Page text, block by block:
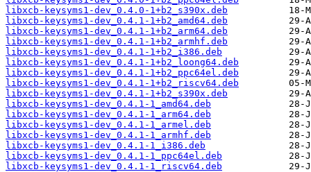
libxcb-keysyms1-dev_0.4.0-1+b2_s390x.deb
libxcb-keysyms1-dev_0.4.1-1+b2_amd64.deb
libxcb-keysyms1-dev_0.4.1-1+b2_arm64.deb
libxcb-keysyms1-dev_0.4.1-1+b2_armhf.deb
libxcb-keysyms1-dev_0.4.1-1+b2_i386.deb
libxcb-keysyms1-dev_0.4.1-1+b2_loong64.deb
libxcb-keysyms1-dev_0.4.1-1+b2_ppc64el.deb
libxcb-keysyms1-dev_0.4.1-1+b2_riscv64.deb
libxcb-keysyms1-dev_0.4.1-1+b2_s390x.deb
libxcb-keysyms1-dev_0.4.1-1_amd64.deb
libxcb-keysyms1-dev_0.4.1-1_arm64.deb
libxcb-keysyms1-dev_0.4.1-1_armel.deb
libxcb-keysyms1-dev_0.4.1-1_armhf.deb
libxcb-keysyms1-dev_0.4.1-1_i386.deb
libxcb-keysyms1-dev_0.4.1-1_ppc64el.deb
libxcb-keysyms1-dev_0.4.1-1_riscv64.deb